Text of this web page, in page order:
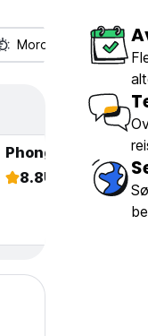
Moro & Fest
Phong Nha Homie
8.8Utmerket(93)